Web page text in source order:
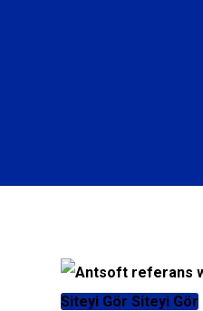
Siteyi GörSiteyi Gör